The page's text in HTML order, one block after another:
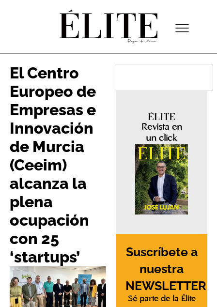
El Centro
Europeo de
Empresas e
Innovación
de Murcia
(Ceeim)
alcanza la
plena
ocupación
con 25
‘startups’
Revista en
un click
Suscríbete a
nuestra
NEWSLETTER
Sé parte de la Élite